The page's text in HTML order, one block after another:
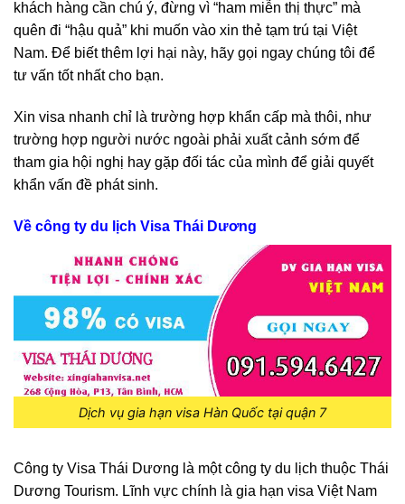
khách hàng cần chú ý, đừng vì “ham miễn thị thực” mà
quên đi “hậu quả” khi muốn vào xin thẻ tạm trú tại Việt
Nam. Để biết thêm lợi hại này, hãy gọi ngay chúng tôi để
tư vấn tốt nhất cho bạn.
Xin visa nhanh chỉ là trường hợp khẩn cấp mà thôi, như
trường hợp người nước ngoài phải xuất cảnh sớm để
tham gia hội nghị hay gặp đối tác của mình để giải quyết
khẩn vấn đề phát sinh.
Về công ty du lịch Visa Thái Dương
Dịch vụ gia hạn visa Hàn Quốc tại quận 7
Công ty Visa Thái Dương là một công ty du lịch thuộc Thái
Dương Tourism. Lĩnh vực chính là gia hạn visa Việt Nam